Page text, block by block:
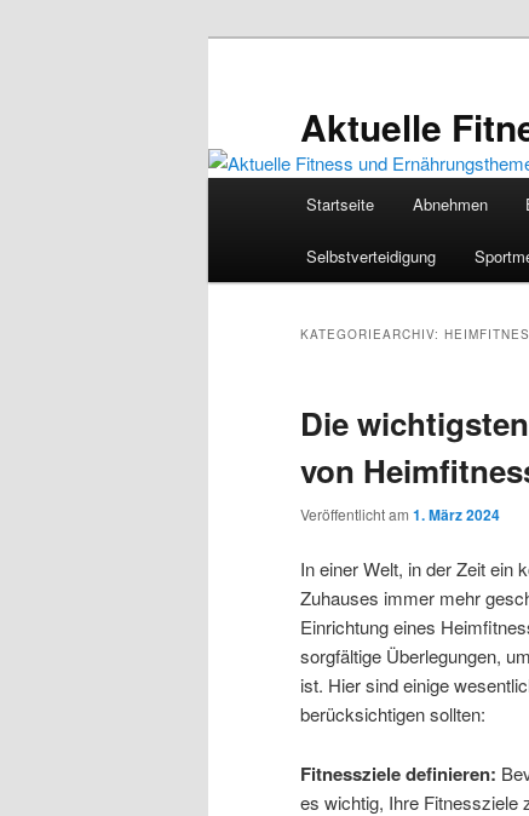
Aktuelle
Startseite Abnehmen
Selbstverteidigung
KATEGORIEARCHIV:
Die
von
Veröffentlicht am 1. März 2024
In einer Welt, in der Zeit ein
Zuhauses immer mehr
Einrichtung eines
sorgfältige Überlegungen,
ist. Hier sind einige
berücksichtigen sollten:
Fitnessziele definieren:
es wichtig, Ihre Fitnessziele